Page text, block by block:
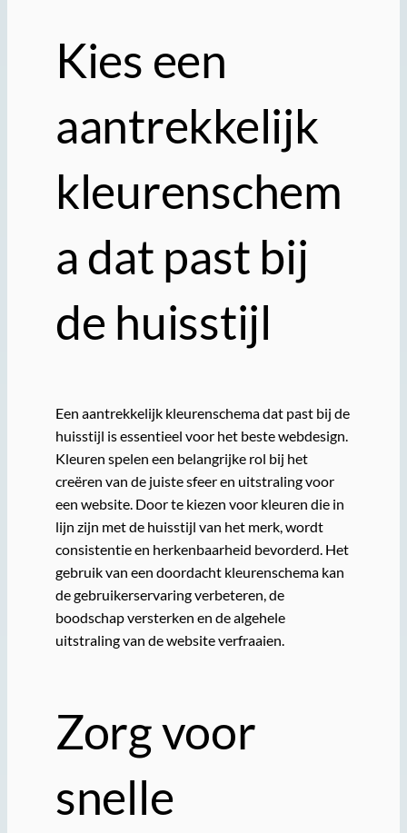
Kies een
aantrekkelijk
kleurenschem
a dat past bij
de huisstijl
Een aantrekkelijk kleurenschema dat past bij de
huisstijl is essentieel voor het beste webdesign.
Kleuren spelen een belangrijke rol bij het
creëren van de juiste sfeer en uitstraling voor
een website. Door te kiezen voor kleuren die in
lijn zijn met de huisstijl van het merk, wordt
consistentie en herkenbaarheid bevorderd. Het
gebruik van een doordacht kleurenschema kan
de gebruikerservaring verbeteren, de
boodschap versterken en de algehele
uitstraling van de website verfraaien.
Zorg voor
snelle